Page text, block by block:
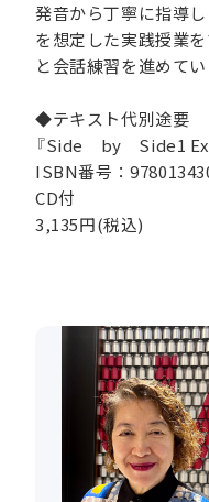
発音から丁寧に指導
を想定した実践授業
と会話練習を進めてい
◆テキスト代別途要
『Side by Side1
ISBN番号：
CD付
3,135円(税込)